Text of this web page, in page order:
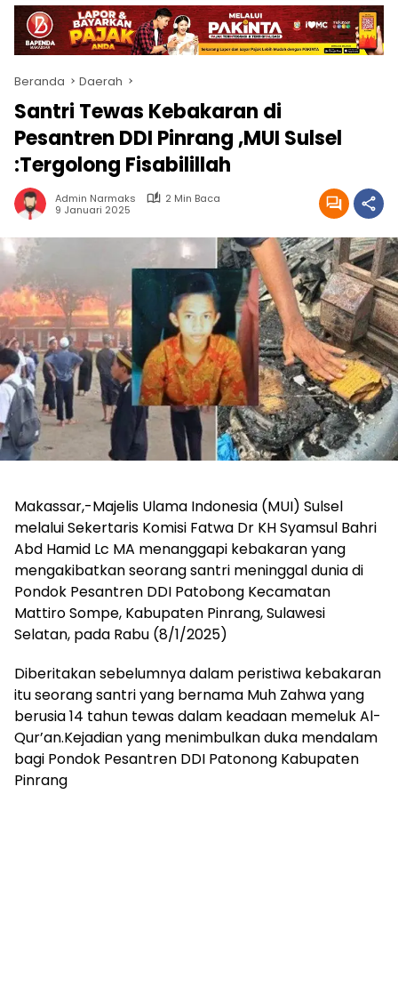
Beranda Daerah
Santri Tewas Kebakaran di
Pesantren DDI Pinrang ,MUI Sulsel
:Tergolong Fisabilillah
Admin Narmaks
2 Min Baca
9 Januari 2025
Makassar,-Majelis Ulama Indonesia (MUI) Sulsel
melalui Sekertaris Komisi Fatwa Dr KH Syamsul Bahri
Abd Hamid Lc MA menanggapi kebakaran yang
mengakibatkan seorang santri meninggal dunia di
Pondok Pesantren DDI Patobong Kecamatan
Mattiro Sompe, Kabupaten Pinrang, Sulawesi
Selatan, pada Rabu (8/1/2025)
Diberitakan sebelumnya dalam peristiwa kebakaran
itu seorang santri yang bernama Muh Zahwa yang
berusia 14 tahun tewas dalam keadaan memeluk Al-
Qur’an.Kejadian yang menimbulkan duka mendalam
bagi Pondok Pesantren DDI Patonong Kabupaten
Pinrang